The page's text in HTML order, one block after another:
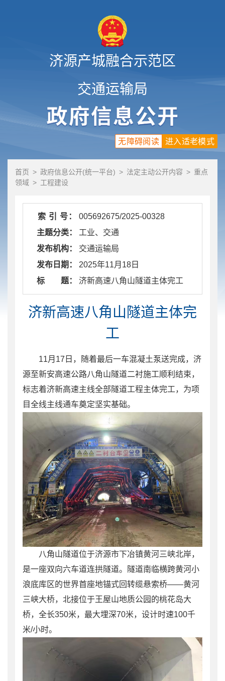
济源产城融合示范区
交通运输局
进入适老模式
无障碍阅读
首页 > 政府信息公开(统一平台) > 法定主动公开内容 > 重点
领域 > 工程建设
索 引 号：
005692675/2025-00328
主题分类：
工业、交通
发布机构：
交通运输局
发布日期：
2025年11月18日
标 题：
​ 济新高速八角山隧道主体完工
济新高速八角山隧道主体完
工
11月17日，随着最后一车混凝土泵送完成，济
源至新安高速公路八角山隧道二衬施工顺利结束，
标志着济新高速主线全部隧道工程主体完工，为项
目全线主线通车奠定坚实基础。
八角山隧道位于济源市下冶镇黄河三峡北岸，
是一座双向六车道连拱隧道。隧道南临横跨黄河小
浪底库区的世界首座地锚式回转缆悬索桥——黄河
三峡大桥，北接位于王屋山地质公园的桃花岛大
桥，全长350米，最大埋深70米，设计时速100千
米/小时。